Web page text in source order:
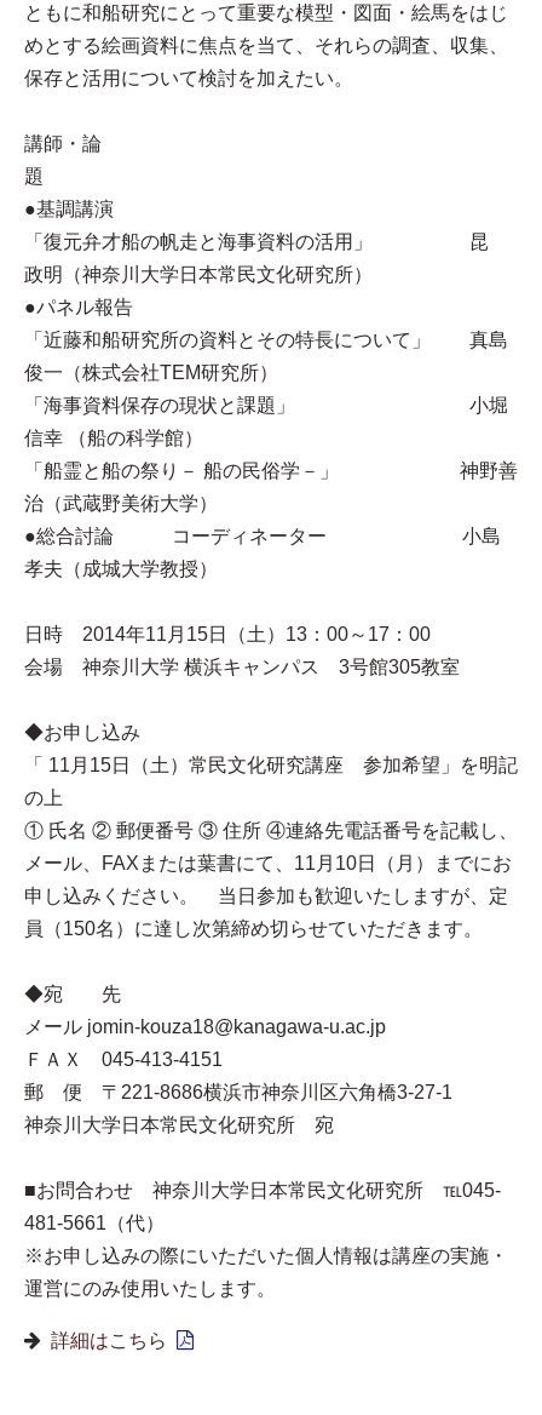
ともに和船研究にとって重要な模型・図面・絵馬をはじ
めとする絵画資料に焦点を当て、それらの調査、収集、
保存と活用について検討を加えたい。
講師・論
題
●基調講演
「復元弁才船の帆走と海事資料の活用」 昆
政明（神奈川大学日本常民文化研究所）
●パネル報告
「近藤和船研究所の資料とその特長について」 真島
俊一（株式会社TEM研究所）
「海事資料保存の現状と課題」 小堀
信幸 （船の科学館）
「船霊と船の祭り－ 船の民俗学－」 神野善
治（武蔵野美術大学）
●総合討論 コーディネーター 小島
孝夫（成城大学教授）
日時 2014年11月15日（土）13：00～17：00
会場 神奈川大学 横浜キャンパス 3号館305教室
◆お申し込み
「 11月15日（土）常民文化研究講座 参加希望」を明記
の上
① 氏名 ② 郵便番号 ③ 住所 ④連絡先電話番号を記載し、
メール、FAXまたは葉書にて、11月10日（月）までにお
申し込みください。 当日参加も歓迎いたしますが、定
員（150名）に達し次第締め切らせていただきます。
◆宛 先
メール jomin-kouza18@kanagawa-u.ac.jp
ＦＡＸ 045-413-4151
郵 便 〒221-8686横浜市神奈川区六角橋3-27-1
神奈川大学日本常民文化研究所 宛
■お問合わせ 神奈川大学日本常民文化研究所 ℡045-
481-5661（代）
※お申し込みの際にいただいた個人情報は講座の実施・
運営にのみ使用いたします。
詳細はこちら